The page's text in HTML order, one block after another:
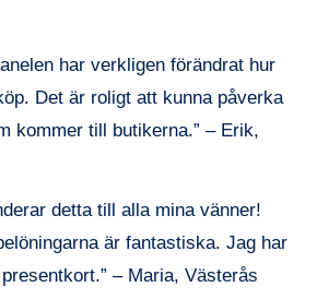
har verkligen förändrat hur
Det är roligt att kunna påverka
kommer till butikerna.” – Erik,
detta till alla mina vänner!
är fantastiska. Jag har
– Maria, Västerås